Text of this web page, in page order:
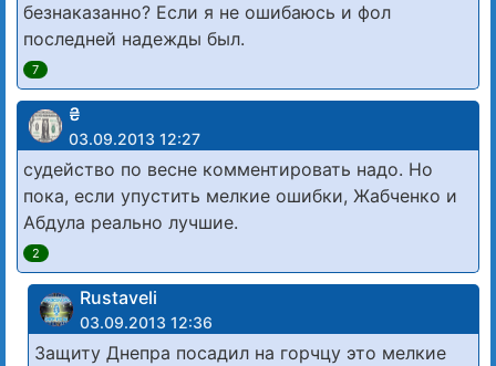
безнаказанно? Если я не ошибаюсь и фол
последней надежды был.
7
₴
03.09.2013 12:27
судейство по весне комментировать надо. Но
пока, если упустить мелкие ошибки, Жабченко и
Абдула реально лучшие.
2
Rustaveli
03.09.2013 12:36
Защиту Днепра посадил на горчцу это мелкие